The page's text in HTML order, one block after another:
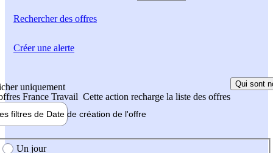
Rechercherdes offres
uniquement
France Travail Cette action recharge la liste des offres
Qui sont
filtres de Date de création de l'offre
création de l'offre
Un jour
Créer une alerte